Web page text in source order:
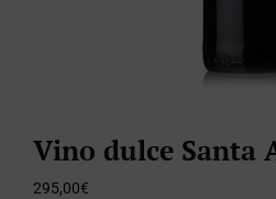
Vino dulce Santa
295,00€